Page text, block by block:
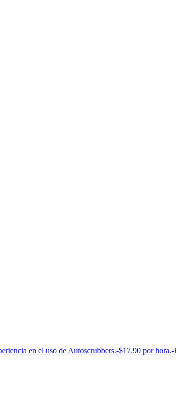
en el uso de Autoscrubbers.-$17.90 por